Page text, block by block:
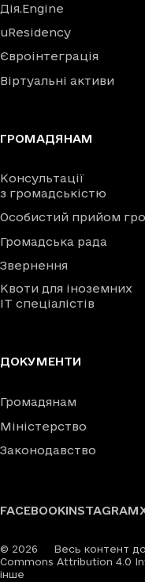
Дія.Engine
uResidency
Євроінтеграція
Віртуальні активи
ГРОМАДЯНАМ
Консультації
з громадськістю
Особистий прийом
Громадська рада
Звернення
Квоти для іноземних
IT спеціалістів
ДОКУМЕНТИ
Громадянам
Міністерство
Законодавство
FACEBOOKINSTAGRAM
© 2026
Весь контент
Commons Attribution 4.0
інше